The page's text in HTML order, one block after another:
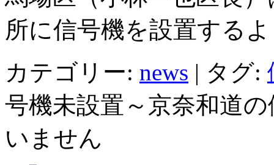
所に信号機を設置する
カテゴリー: news | タグ:
号機未設置～京奈和道
いません